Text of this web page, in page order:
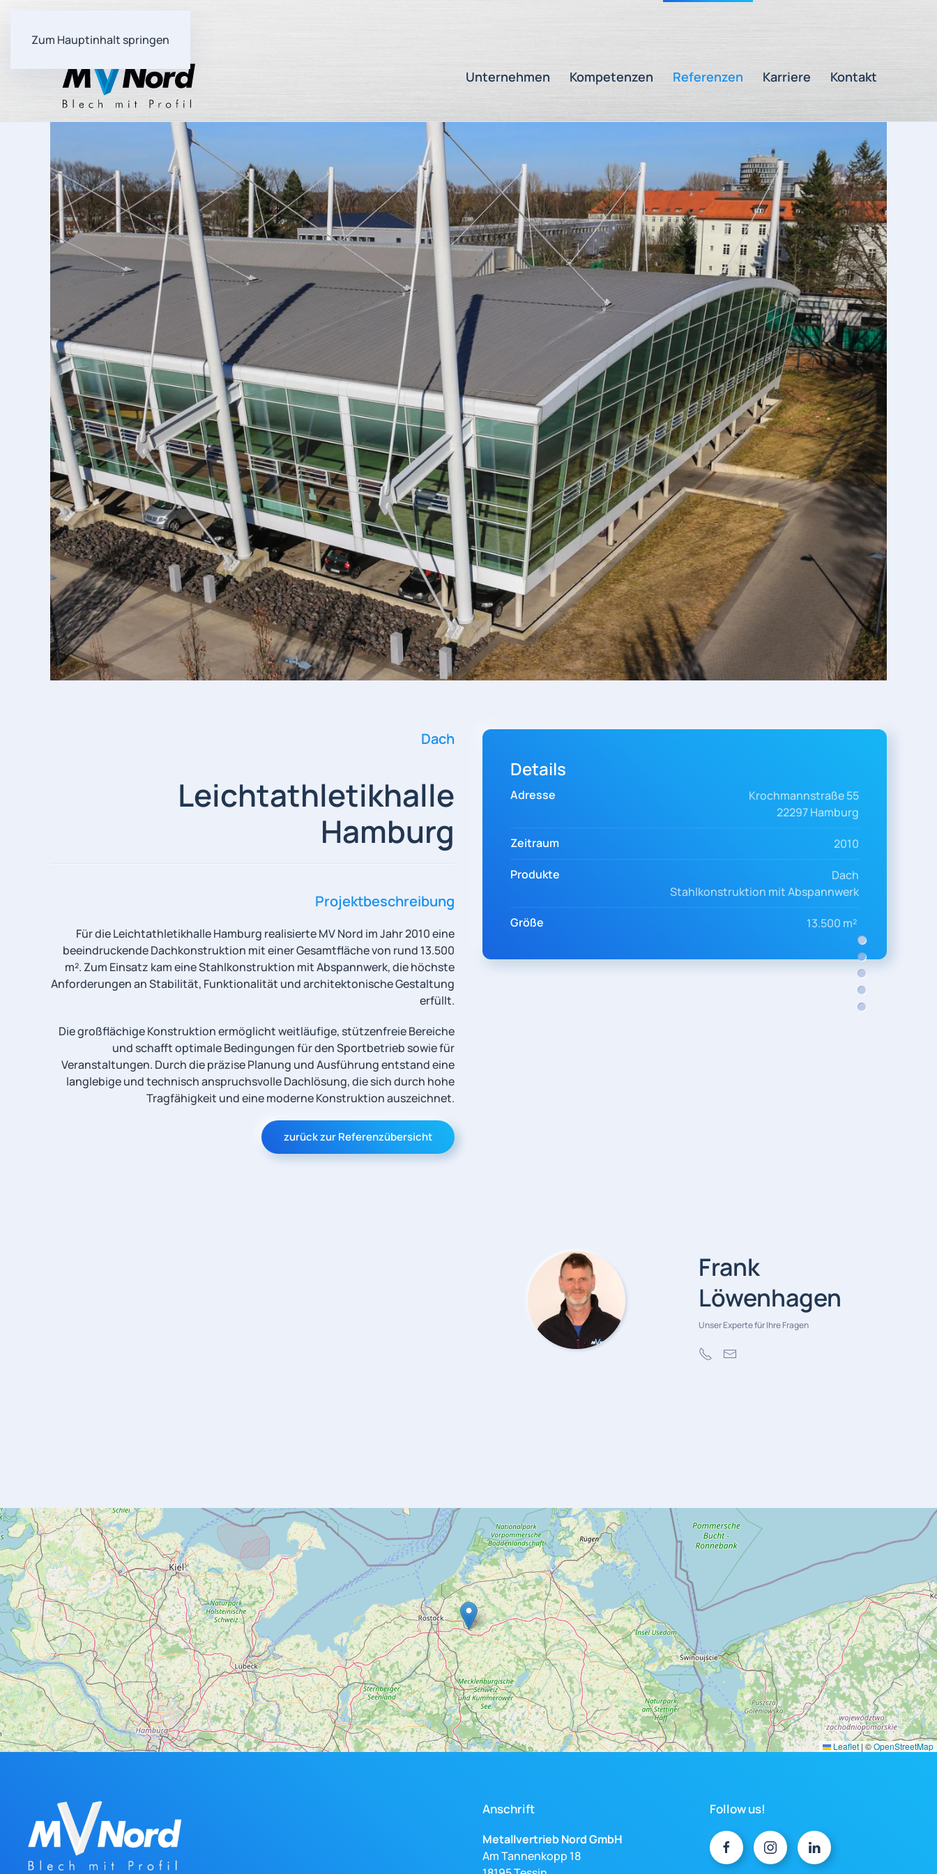
Zum Hauptinhalt springen
Unternehmen Kompetenzen Referenzen Karriere Kontakt
Dach
Leichtathletikhalle
Hamburg
Projektbeschreibung
Für die Leichtathletikhalle Hamburg realisierte MV Nord im Jahr 2010 eine
beeindruckende Dachkonstruktion mit einer Gesamtfläche von rund 13.500
m². Zum Einsatz kam eine Stahlkonstruktion mit Abspannwerk, die höchste
Anforderungen an Stabilität, Funktionalität und architektonische Gestaltung
erfüllt.
Die großflächige Konstruktion ermöglicht weitläufige, stützenfreie Bereiche
und schafft optimale Bedingungen für den Sportbetrieb sowie für
Veranstaltungen. Durch die präzise Planung und Ausführung entstand eine
langlebige und technisch anspruchsvolle Dachlösung, die sich durch hohe
Tragfähigkeit und eine moderne Konstruktion auszeichnet.
zurück zur Referenzübersicht
Details
Adresse
Krochmannstraße 55
22297 Hamburg
Zeitraum
2010
Produkte
Dach
Stahlkonstruktion mit Abspannwerk
Größe
13.500 m²
Frank
Löwenhagen
Unser Experte für Ihre Fragen
Leaflet | ©OpenStreetMap
Anschrift
Metallvertrieb Nord GmbH
Am Tannenkopp 18
Follow us!